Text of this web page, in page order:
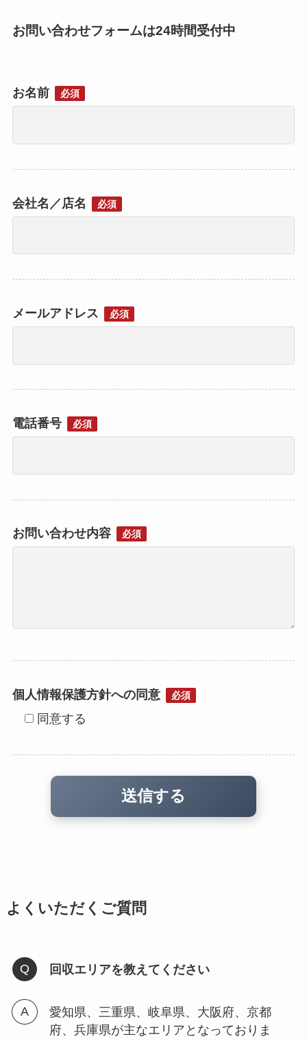
お問い合わせフォームは24時間受付中
お名前 必須
会社名／店名 必須
メールアドレス 必須
電話番号 必須
お問い合わせ内容 必須
個人情報保護方針への同意 必須
同意する
よくいただくご質問
回収エリアを教えてください
愛知県、三重県、岐阜県、大阪府、京都
府、兵庫県が主なエリアとなっておりま